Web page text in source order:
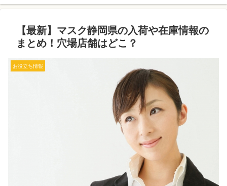
【最新】マスク静岡県の入荷や在庫情報の
まとめ！穴場店舗はどこ？
お役立ち情報